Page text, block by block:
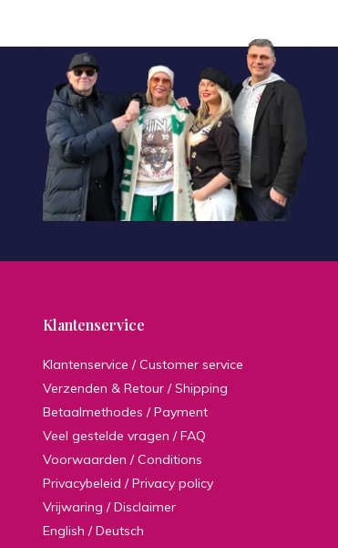
Klantenservice
Klantenservice / Customer service
Verzenden & Retour / Shipping
Betaalmethodes / Payment
Veel gestelde vragen / FAQ
Voorwaarden / Conditions
Privacybeleid / Privacy policy
Vrijwaring / Disclaimer
English / Deutsch